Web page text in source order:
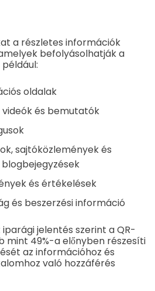
a részletes információk
befolyásolhatják a
oldalak
videók és bemutatók
sajtóközlemények és
és értékelések
és beszerzési információ
iparági jelentés szerint a QR-
mint 49%-a előnyben részesíti
az információhoz és
való hozzáférés